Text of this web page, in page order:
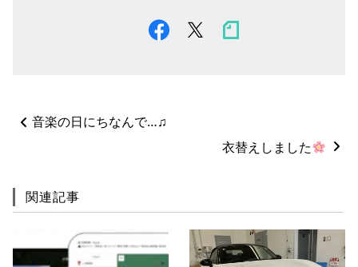
ー 音楽の日にちなんで…♫
衣替えしました
関連記事